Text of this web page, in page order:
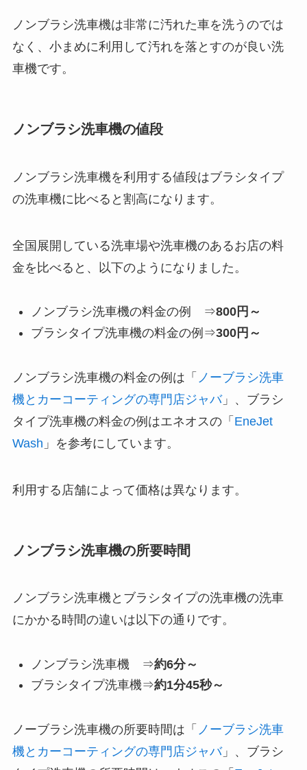
ノンブラシ洗車機は非常に汚れた車を洗うのでは
なく、小まめに利用して汚れを落とすのが良い洗
車機です。
ノンブラシ洗車機の値段
ノンブラシ洗車機を利用する値段はブラシタイプ
の洗車機に比べると割高になります。
全国展開している洗車場や洗車機のあるお店の料
金を比べると、以下のようになりました。
ノンブラシ洗車機の料金の例 ⇒800円～
ブラシタイプ洗車機の料金の例⇒300円～
ノンブラシ洗車機の料金の例は「 ノーブラシ洗車
機とカーコーティングの専門店ジャバ」、ブラシ
タイプ洗車機の料金の例はエネオスの「 EneJet
Wash 」を参考にしています。
利用する店舗によって価格は異なります。
ノンブラシ洗車機の所要時間
ノンブラシ洗車機とブラシタイプの洗車機の洗車
にかかる時間の違いは以下の通りです。
ノンブラシ洗車機 ⇒約6分～
ブラシタイプ洗車機⇒約1分45秒～
ノーブラシ洗車機の所要時間は「 ノーブラシ洗車
機とカーコーティングの専門店ジャバ」、ブラシ